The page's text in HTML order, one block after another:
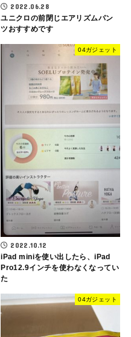
2022.06.28
ユニクロの前閉じエアリズムパン
ツおすすめです
04ガジェット
2022.10.12
iPad miniを使い出したら、iPad
Pro12.9インチを使わなくなってい
た
04ガジェット